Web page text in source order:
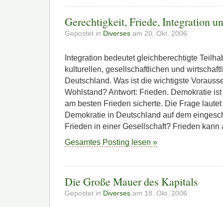
Gerechtigkeit, Friede, Integration
Gepostet in Diverses am 20. Okt. 2006
Integration bedeutet gleichberechtigte
kulturellen, gesellschaftlichen und
Deutschland. Was ist die wichtigste
Wohlstand? Antwort: Frieden. Demokratie
am besten Frieden sicherte. Die Frage
Demokratie in Deutschland auf dem
Frieden in einer Gesellschaft? Frieden
Gesamtes Posting lesen »
Die Große Mauer des Kapitals
Gepostet in Diverses am 18. Okt. 2006